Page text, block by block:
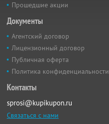
Прошедшие акции
Документы
Агентский договор
Лицензионный договор
Публичная оферта
Политика конфиденциальности
Контакты
sprosi@kupikupon.ru
Связаться с нами